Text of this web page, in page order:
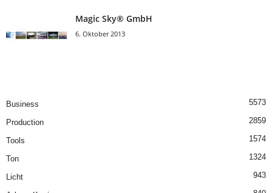
Magic Sky® GmbH
6. Oktober 2013
Business 5573
Production 2859
Tools 1574
Ton 1324
Licht 943